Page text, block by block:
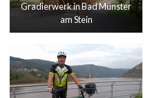
Gradierwerk in Bad Münster
am Stein